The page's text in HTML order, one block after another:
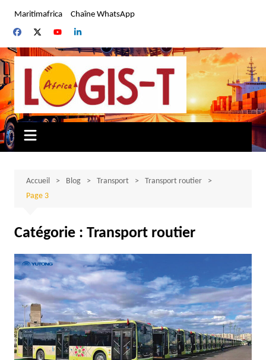
contenu
Maritimafrica Chaîne WhatsApp
Accueil Blog Transport
Transport routier
Page 3
Catégorie : Transport routier